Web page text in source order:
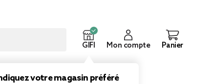
GIFI
votre magasin préféré
Mon compte Panier